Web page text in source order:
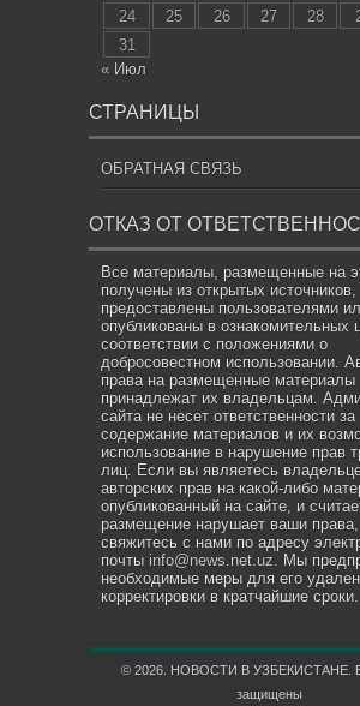
24
25 26 27 28
31
« Июл
СТРАНИЦЫ
ОБРАТНАЯ СВЯЗЬ
ОТКАЗ ОТ
Все материалы, размещенные на
получены из открытых источников,
предоставлены пользователями
опубликованы в ознакомительных
соответствии с положениями о
добросовестном использовании.
права на размещенные материалы
принадлежат их владельцам.
сайта не несет ответственности за
содержание материалов и их
использование в нарушение прав
лиц. Если вы являетесь
авторских прав на какой-либо
опубликованный на сайте, и
размещение нарушает ваши права,
свяжитесь с нами по адресу
почты info@news.net.uz . Мы
необходимые меры для его
корректировки в кратчайшие сроки.
© 2026. НОВОСТИ В УЗБЕКИСТАНЕ.
защищены